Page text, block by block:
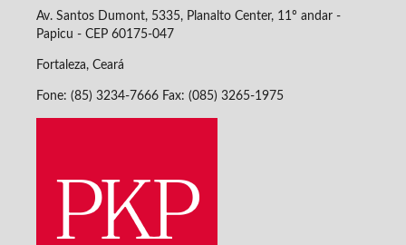
Av. Santos Dumont, 5335, Planalto Center, 11º andar -
Papicu - CEP 60175-047
Fortaleza, Ceará
Fone: (85) 3234-7666 Fax: (085) 3265-1975